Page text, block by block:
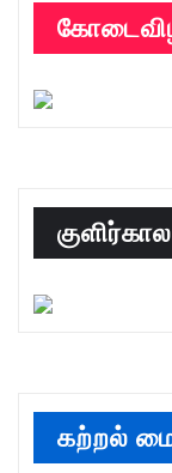
கற்றல்